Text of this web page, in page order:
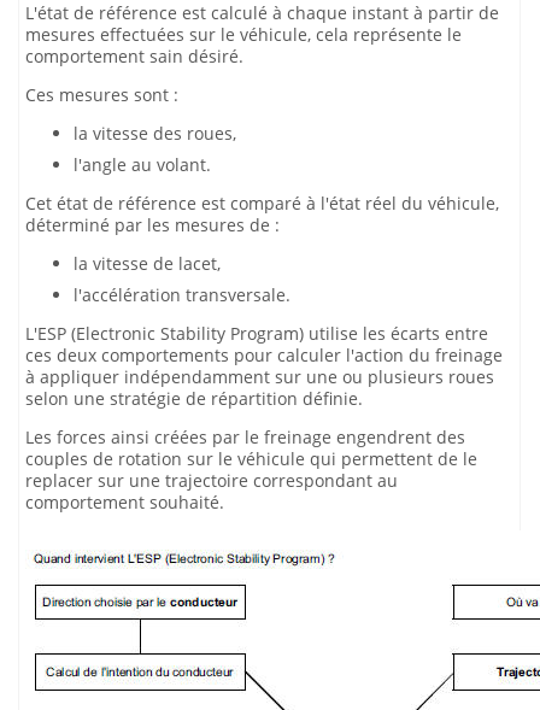
L'état de référence est calculé à chaque instant à partir de
mesures effectuées sur le véhicule, cela représente le
comportement sain désiré.
Ces mesures sont :
la vitesse des roues,
l'angle au volant.
Cet état de référence est comparé à l'état réel du véhicule,
déterminé par les mesures de :
la vitesse de lacet,
l'accélération transversale.
L'ESP (Electronic Stability Program) utilise les écarts entre
ces deux comportements pour calculer l'action du freinage
à appliquer indépendamment sur une ou plusieurs roues
selon une stratégie de répartition définie.
Les forces ainsi créées par le freinage engendrent des
couples de rotation sur le véhicule qui permettent de le
replacer sur une trajectoire correspondant au
comportement souhaité.